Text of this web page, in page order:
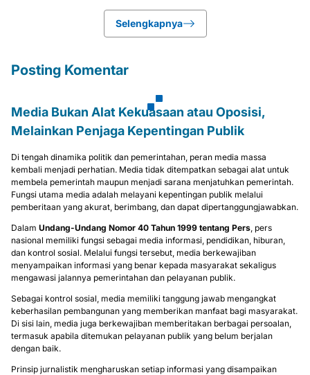
Selengkapnya
Posting Komentar
Media Bukan Alat Kekuasaan atau Oposisi,
Melainkan Penjaga Kepentingan Publik
Di tengah dinamika politik dan pemerintahan, peran media massa
kembali menjadi perhatian. Media tidak ditempatkan sebagai alat untuk
membela pemerintah maupun menjadi sarana menjatuhkan pemerintah.
Fungsi utama media adalah melayani kepentingan publik melalui
pemberitaan yang akurat, berimbang, dan dapat dipertanggungjawabkan.
Dalam Undang-Undang Nomor 40 Tahun 1999 tentang Pers , pers
nasional memiliki fungsi sebagai media informasi, pendidikan, hiburan,
dan kontrol sosial. Melalui fungsi tersebut, media berkewajiban
menyampaikan informasi yang benar kepada masyarakat sekaligus
mengawasi jalannya pemerintahan dan pelayanan publik.
Sebagai kontrol sosial, media memiliki tanggung jawab mengangkat
keberhasilan pembangunan yang memberikan manfaat bagi masyarakat.
Di sisi lain, media juga berkewajiban memberitakan berbagai persoalan,
termasuk apabila ditemukan pelayanan publik yang belum berjalan
dengan baik.
Prinsip jurnalistik mengharuskan setiap informasi yang disampaikan